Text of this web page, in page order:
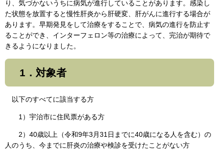
り、気づかないうちに病気が進行していることがあります。感染し
た状態を放置すると慢性肝炎から肝硬変、肝がんに進行する場合が
あります。早期発見をして治療をすることで、病気の進行を防止す
ることができ、インターフェロン等の治療によって、完治が期待で
きるようになりました。
1．対象者
以下のすべてに該当する方
1）宇治市に住民票がある方
2）40歳以上（令和9年3月31日までに40歳になる人を含む）の
人のうち、今までに肝炎の治療や検診を受けたことがない方